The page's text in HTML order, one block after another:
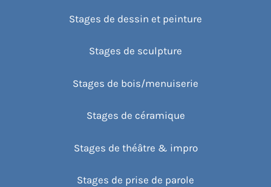
Stages de dessin et peinture
Stages de sculpture
Stages de bois/menuiserie
Stages de céramique
Stages de théâtre & impro
Stages de prise de parole